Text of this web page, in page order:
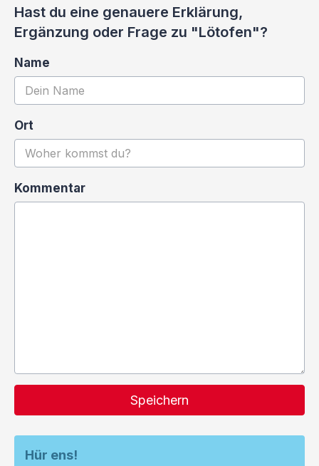
Hast du eine genauere Erklärung,
Ergänzung oder Frage zu "Lötofen"?
Name
Ort
Kommentar
Speichern
Hür ens!